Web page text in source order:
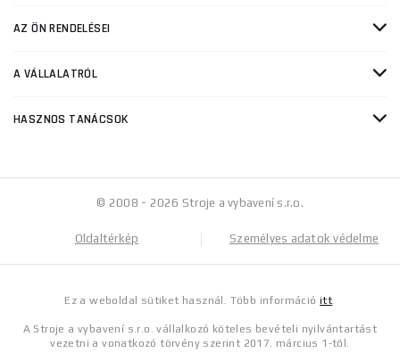
AZ ÖN RENDELÉSEI
A VÁLLALATRÓL
HASZNOS TANÁCSOK
© 2008 - 2026 Stroje a vybavení s.r.o.
Oldaltérkép Személyes adatok védelme
Ez a weboldal sütiket használ. Több információitt.
A Stroje a vybavení s.r.o. vállalkozó köteles bevételi nyilvántartást
vezetni a vonatkozó törvény szerint 2017. március 1-től.